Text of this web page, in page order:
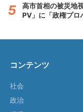
高市首相の被災地
PV」に「政権プロ
コンテンツ
社会
政治